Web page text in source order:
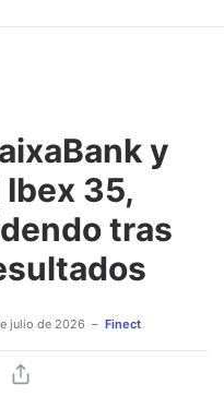
y
Ibex 35,
tras
julio de 2026 Finect